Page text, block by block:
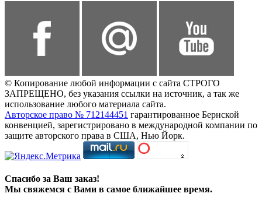
© Копирование любой информации с сайта СТРОГО
ЗАПРЕЩЕНО, без указания ссылки на источник, а так же
использование любого материала сайта.
Авторское право № 712144451 гарантированное Бернской
конвенцией, зарегистрировано в международной компании по
защите авторского права в США, Нью Йорк.
Спасибо за Ваш заказ!
Мы свяжемся с Вами в самое ближайшее время.